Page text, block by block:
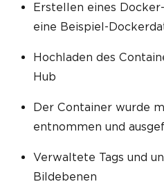
Erstellen eines
eine Beispiel-
Hochladen des
Hub
Der Container wurde
entnommen und
Verwaltete Tags und
Bildebenen